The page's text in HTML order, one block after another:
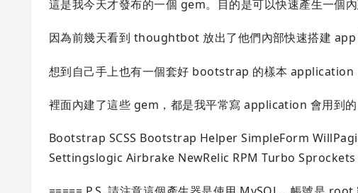
這是我今天才發布的一個 gem。目的是可以快速產生一個
因為前幾天看到 thoughtbot 放出了他們內部快速搭建
想到自己手上也有一個套好 bootstrap 的樣本 application
裡面內建了這些 gem，都是我平常寫 application 會用到的
Bootstrap SCSS Bootstrap Helper SimpleForm
Settingslogic Airbrake NewRelic RPM Turbo